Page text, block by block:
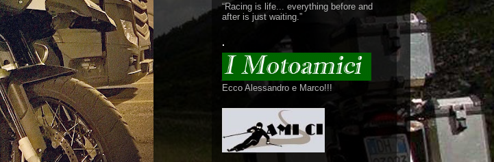
“Racing is life... everything before and
after is just waiting.”
.
Ecco Alessandro e Marco!!!